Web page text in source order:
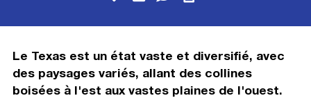
Le Texas est un état vaste et diversifié, avec
des paysages variés, allant des collines
boisées à l'est aux vastes plaines de l'ouest.